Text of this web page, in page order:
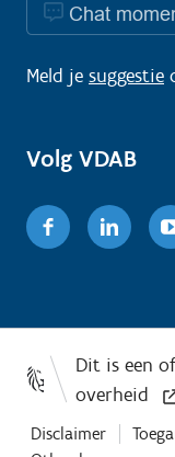
Chat
Meld je suggestie
Volg VDAB
Disclaimer